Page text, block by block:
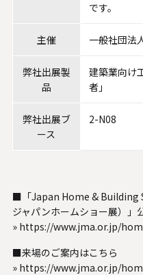
個人情報保護方針
サイトのご利用について
反社会的勢力に対する基本方
特定個人情報等の適正な取
カスタマーハラスメントに
システムサポートホールデ
です。
主催 一般社団法
弊社出展製
品
建築業向け
者」
弊社出展ブ
ース
2-N08
■「Japan Home & Building
ジャパンホームショー展）」
» https://www.jma.or.jp/
■来場のご案内はこちら
» https://www.jma.or.jp/